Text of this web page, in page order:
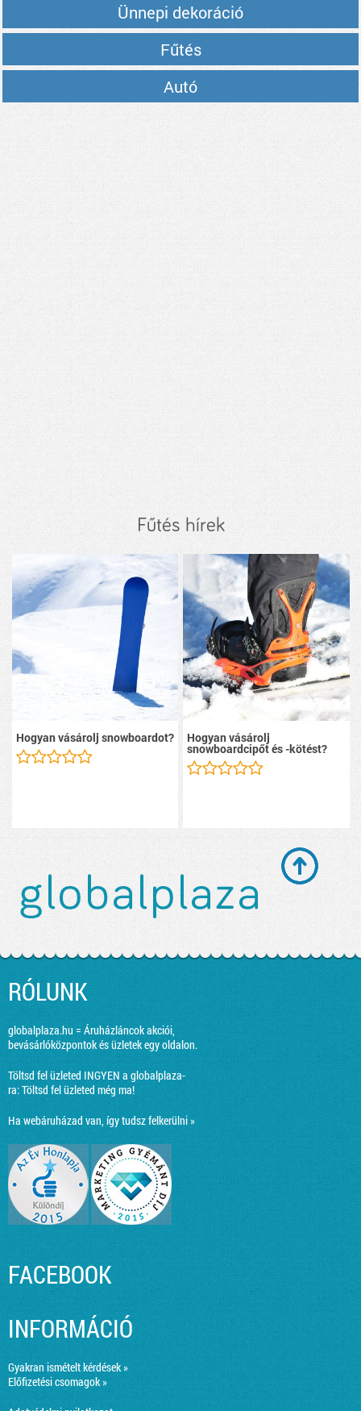
Ünnepi dekoráció
Fűtés
Autó
Fűtés hírek
Hogyan vásárolj snowboardot? Hogyan vásárolj
snowboardcipőt és -kötést?
RÓLUNK
globalplaza.hu = Áruházláncok akciói,
bevásárlóközpontok és üzletek egy oldalon.
Töltsd fel üzleted INGYEN a globalplaza-
ra:Töltsd fel üzleted még ma!
Ha webáruházad van, így tudsz felkerülni »
FACEBOOK
INFORMÁCIÓ
Gyakran ismételt kérdések »
Előfizetési csomagok »